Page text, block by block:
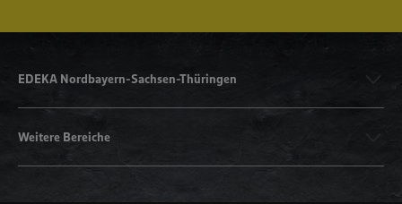
EDEKA Nordbayern-Sachsen-Thüringen
Weitere Bereiche